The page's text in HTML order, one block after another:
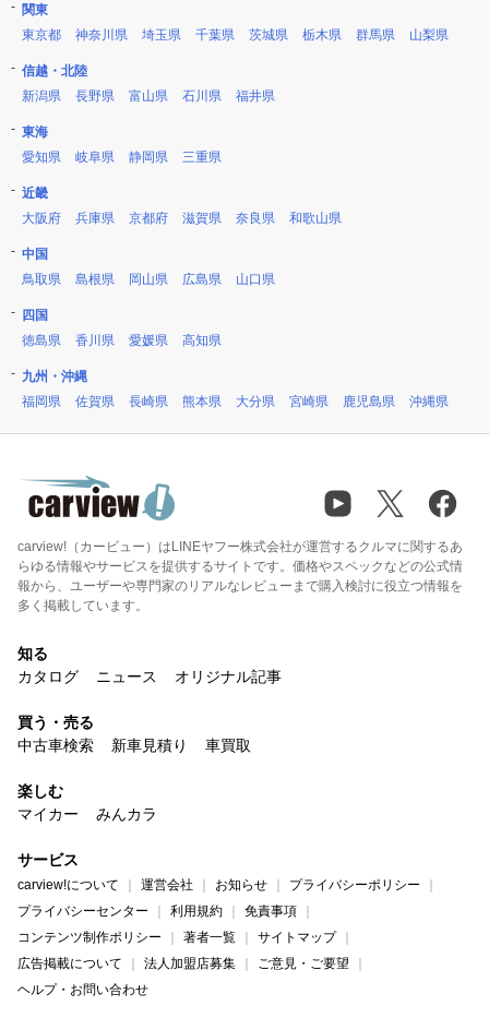
関東
東京都
神奈川県 埼玉県 千葉県 茨城県 栃木県 群馬県 山梨県
信越・北陸
新潟県
長野県 富山県 石川県 福井県
東海
愛知県
岐阜県 静岡県 三重県
近畿
大阪府
兵庫県 京都府 滋賀県 奈良県 和歌山県
中国
鳥取県
島根県 岡山県 広島県 山口県
四国
徳島県
香川県 愛媛県 高知県
九州・沖縄
福岡県
佐賀県 長崎県 熊本県 大分県 宮崎県 鹿児島県 沖縄県
carview!（カービュー）はLINEヤフー株式会社が運営するクルマに関するあ
らゆる情報やサービスを提供するサイトです。価格やスペックなどの公式情
報から、ユーザーや専門家のリアルなレビューまで購入検討に役立つ情報を
多く掲載しています。
知る
カタログ
ニュース オリジナル記事
買う・売る
中古車検索
新車見積り 車買取
楽しむ
マイカー
みんカラ
サービス
carview!について 運営会社 お知らせ
プライバシーポリシー
プライバシーセンター
利用規約
免責事項
コンテンツ制作ポリシー
著者一覧
サイトマップ
広告掲載について
法人加盟店募集
ご意見・ご要望
ヘルプ・お問い合わせ